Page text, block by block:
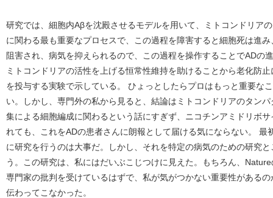
研究では、細胞内Aβを沈殿させるモデルを用いて、ミトコンドリア
に関わる最も重要なプロセスで、この過程を障害すると細胞死は進
阻害され、病気を抑えられるので、この過程を操作することでADの
ミトコンドリアの活性を上げる恒常性維持を助けることから老化防
を投与する実験で示している。 ひょっとしたらプロはもっと重要な
い。しかし、専門外の私から見ると、結論はミトコンドリアのタン
集による細胞編成に関わるという話にすぎず、ニコチンアミドリボ
れても、これをADの患者さんに朗報として届ける気にならない。 最
に研究を行うのは大事だ。しかし、それを特定の病気のための研究
う。この研究は、私にはだいぶこじつけに見えた。もちろん、
専門家の批判を受けているはずで、私が気がつかない重要性がある
伝わってこなかった。